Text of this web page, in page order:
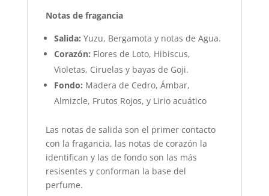
Notas de fragancia
Salida: Yuzu, Bergamota y notas de Agua.
Corazón: Flores de Loto, Hibiscus,
Violetas, Ciruelas y bayas de Goji.
Fondo: Madera de Cedro, Ámbar,
Almizcle, Frutos Rojos, y Lirio acuático
Las notas de salida son el primer contacto
con la fragancia, las notas de corazón la
identifican y las de fondo son las más
resisentes y conforman la base del
perfume.